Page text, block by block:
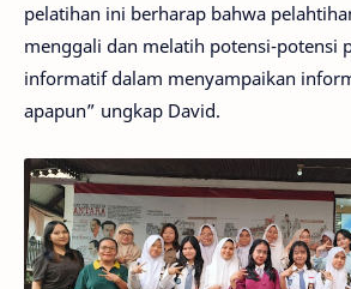
pelatihan ini berharap bahwa
menggali dan melatih potensi-potensi
informatif dalam menyampaikan
apapun” ungkap David.